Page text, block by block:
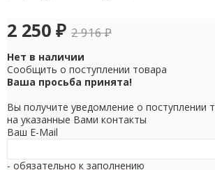
2 250 ₽ 2 916₽
Нет в наличии
Сообщить о поступлении товара
Ваша просьба принята!
Вы получите уведомление о поступлении
на указанные Вами контакты
Ваш E-Mail
- обязательно к заполнению